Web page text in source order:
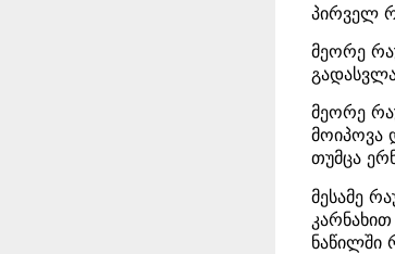
პირველ
მეორე
მეორე
მოიპოვა
თუმცა
მესამე
ნაწილში